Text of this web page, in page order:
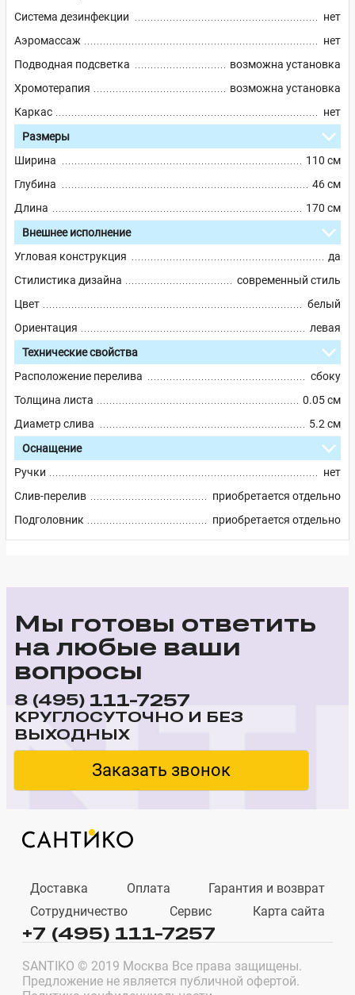
Система дезинфекции
нет
Аэромассаж
нет
Подводная подсветка
возможна установка
Хромотерапия
возможна установка
Каркас
нет
Размеры
Ширина
110 см
Глубина
46 см
Длина
170 см
Внешнее исполнение
Угловая конструкция
да
Стилистика дизайна
современный стиль
Цвет
белый
Ориентация
левая
Технические свойства
Расположение перелива
сбоку
Толщина листа
0.05 см
Диаметр слива
5.2 см
Оснащение
Ручки
нет
Слив-перелив
приобретается отдельно
Подголовник
приобретается отдельно
Мы готовы ответить
на любые ваши
вопросы
8 (495) 111-7257
КРУГЛОСУТОЧНО И БЕЗ
ВЫХОДНЫХ
Заказать звонок
Доставка Оплата
Гарантия и возврат
Сотрудничество
Сервис Карта сайта
+7 (495) 111-7257
SANTIKO © 2019 Москва Все права защищены.
Предложение не является публичной офертой.